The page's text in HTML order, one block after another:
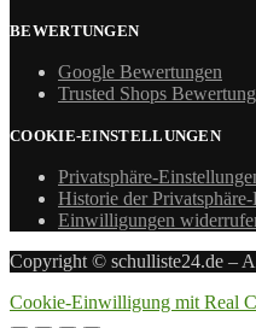
BEWERTUNGEN
Google Bewertungen
Trusted Shops
COOKIE-EINSTELLUNGEN
Privatsphäre-
Historie der
Einwilligungen
Copyright © schulliste24.de –
Cookie-Einwilligung mit Real